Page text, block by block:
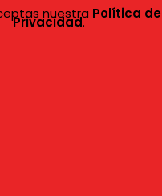
nuestra Política de
Privacidad.